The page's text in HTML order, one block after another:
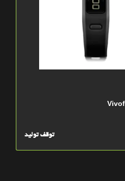
توقف تولید